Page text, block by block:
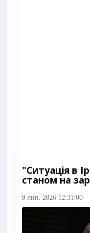
"Ситуація в
станом на
9 лип. 2026 12:31:00